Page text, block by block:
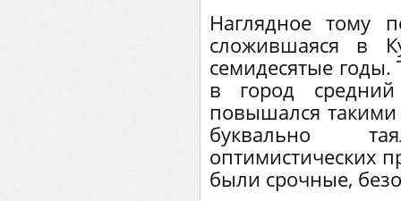
Наглядное тому
сложившаяся в
семидесятые годы.
в город
повышался
буквально
оптимистических
были срочные,